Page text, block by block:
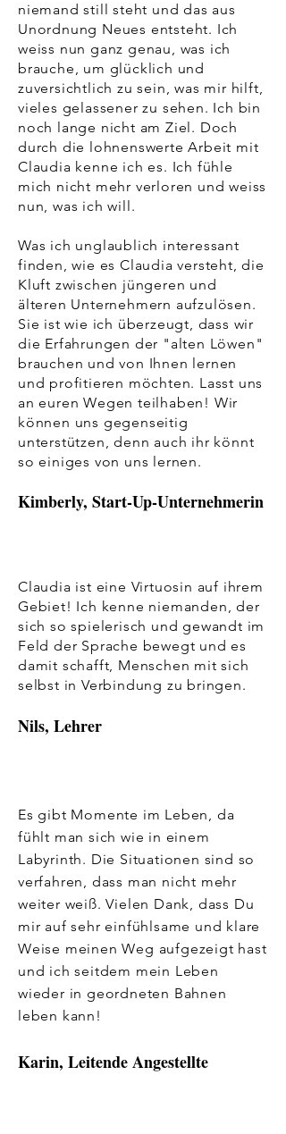
niemand still steht und das aus
Unordnung Neues entsteht. Ich
weiss nun ganz genau, was ich
brauche, um glücklich und
zuversichtlich zu sein, was mir hilft,
vieles gelassener zu sehen. Ich bin
noch lange nicht am Ziel. Doch
durch die lohnenswerte Arbeit mit
Claudia kenne ich es. Ich fühle
mich nicht mehr verloren und weiss
nun, was ich will.
Was ich unglaublich interessant
finden, wie es Claudia versteht, die
Kluft zwischen jüngeren und
älteren Unternehmern aufzulösen.
Sie ist wie ich überzeugt, dass wir
die Erfahrungen der "alten Löwen"
brauchen und von Ihnen lernen
und profitieren möchten. Lasst uns
an euren Wegen teilhaben! Wir
können uns gegenseitig
unterstützen, denn auch ihr könnt
so einiges von uns lernen.
Kimberly, Start-Up-Unternehmerin
Claudia ist eine Virtuosin auf ihrem
Gebiet! Ich kenne niemanden, der
sich so spielerisch und gewandt im
Feld der Sprache bewegt und es
damit schafft, Menschen mit sich
selbst in Verbindung zu bringen.
Nils, Lehrer
Es gibt Momente im Leben, da
fühlt man sich wie in einem
Labyrinth. Die Situationen sind so
verfahren, dass man nicht mehr
weiter weiß. Vielen Dank, dass Du
mir auf sehr einfühlsame und klare
Weise meinen Weg aufgezeigt hast
und ich seitdem mein Leben
wieder in geordneten Bahnen
leben kann!
Karin, Leitende Angestellte